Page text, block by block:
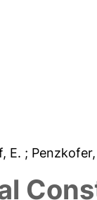
E. ;